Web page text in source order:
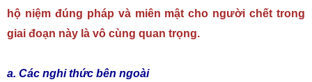
hộ niệm đúng pháp và miên mật cho người chết trong
giai đoạn này là vô cùng quan trọng.
a. Các nghi thức bên ngoài